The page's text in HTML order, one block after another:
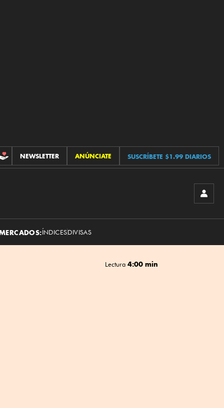
CONTRIBUCIONES
NEWSLETTER ANÚNCIATE SUSCRÍBETE $1.99 DIARIOS
ÍNDICESDIVISAS
Lectura 4:00 min